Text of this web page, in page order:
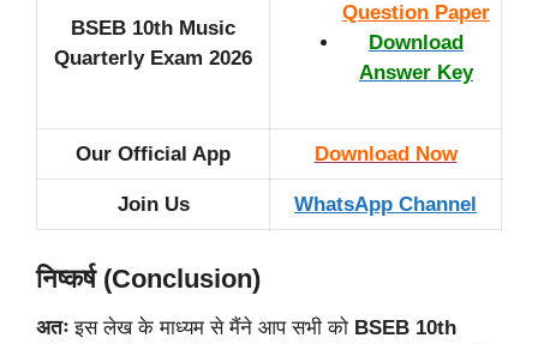
BSEB 10th Music
Quarterly Exam 2026
Question Paper
Download
Answer Key
Our Official App Download Now
Join Us WhatsApp Channel
निष्कर्ष (Conclusion)
अतः इस लेख के माध्यम से मैंने आप सभी को BSEB 10th